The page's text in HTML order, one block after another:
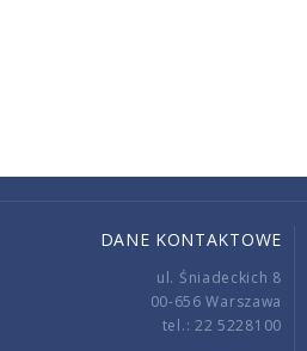
DANE KONTAKTOWE
ul. Śniadeckich 8
00-656 Warszawa
tel.: 22 5228100